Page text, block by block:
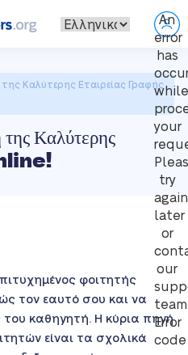
An
error
has
while
your
try
again
later
or
our
Error
code
Καλύτερης Εταιρείας Γραφής
Καλύτερης
φοιτητής
τον εαυτό σου και να
του καθηγητή. Η κύρια πηγή
είναι τα σχολικά